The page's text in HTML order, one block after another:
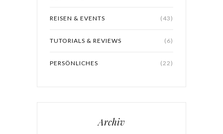
REISEN & EVENTS (43)
TUTORIALS & REVIEWS (6)
PERSÖNLICHES (22)
Archiv